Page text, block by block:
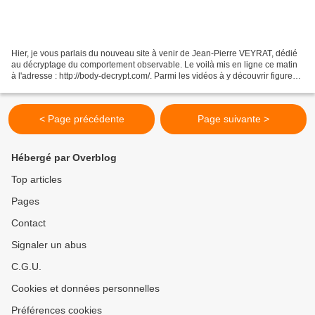
Hier, je vous parlais du nouveau site à venir de Jean-Pierre VEYRAT, dédié
au décryptage du comportement observable. Le voilà mis en ligne ce matin
à l'adresse : http://body-decrypt.com/. Parmi les vidéos à y découvrir figure
< Page précédente Page suivante >
Hébergé par Overblog
Top articles
Pages
Contact
Signaler un abus
C.G.U.
Cookies et données personnelles
Préférences cookies